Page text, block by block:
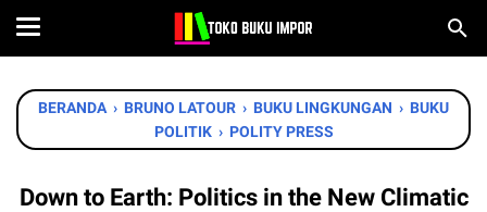
BERANDA › BRUNO LATOUR › BUKU LINGKUNGAN › BUKU
POLITIK › POLITY PRESS
Down to Earth: Politics in the New Climatic